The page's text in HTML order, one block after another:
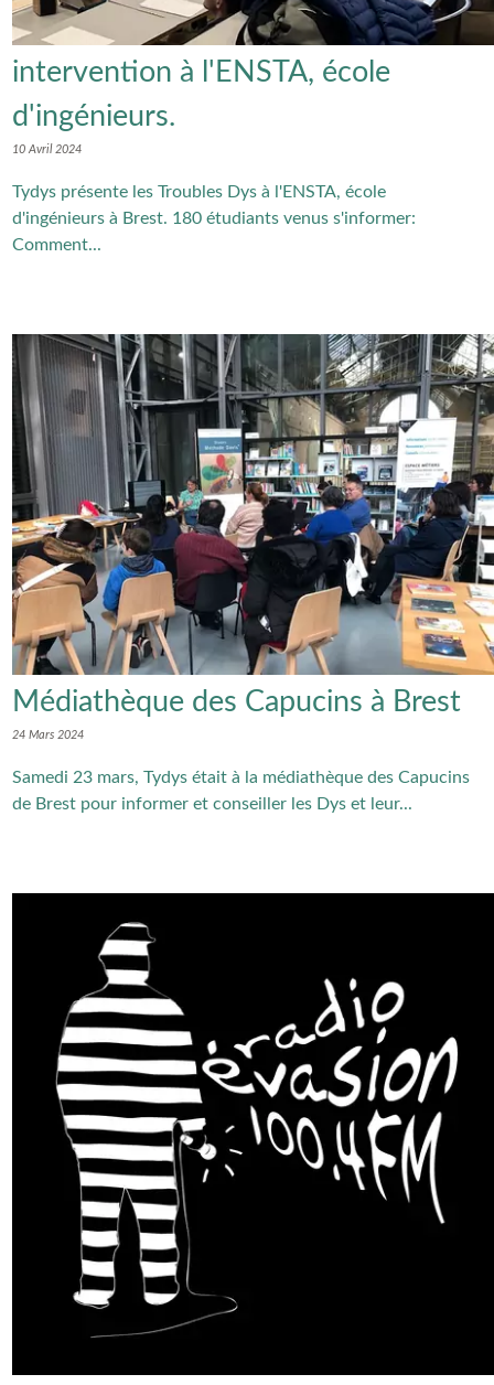
intervention à l'ENSTA, école
d'ingénieurs.
10 Avril 2024
Tydys présente les Troubles Dys à l'ENSTA, école
d'ingénieurs à Brest. 180 étudiants venus s'informer:
Comment...
Médiathèque des Capucins à Brest
24 Mars 2024
Samedi 23 mars, Tydys était à la médiathèque des Capucins
de Brest pour informer et conseiller les Dys et leur...